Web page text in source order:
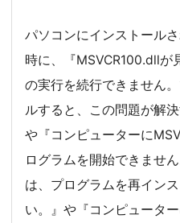
パソコンにインストール
時に、『MSVCR100.dllが
の実行を続行できません
ルすると、この問題が解
や『コンピューターに
ログラムを開始できませ
は、プログラムを再イン
い。』や『コンピュータ